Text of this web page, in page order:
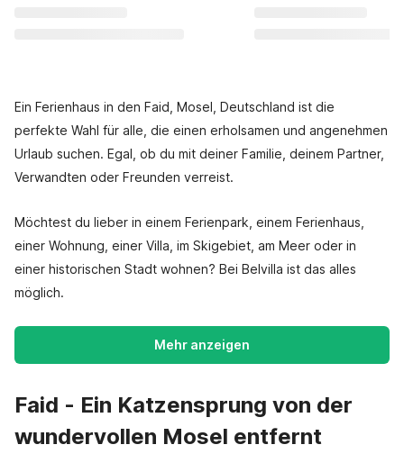
Ein Ferienhaus in den Faid, Mosel, Deutschland ist die
perfekte Wahl für alle, die einen erholsamen und angenehmen
Urlaub suchen. Egal, ob du mit deiner Familie, deinem Partner,
Verwandten oder Freunden verreist.
Möchtest du lieber in einem Ferienpark, einem Ferienhaus,
einer Wohnung, einer Villa, im Skigebiet, am Meer oder in
einer historischen Stadt wohnen? Bei Belvilla ist das alles
möglich.
Mehr anzeigen
Faid - Ein Katzensprung von der
wundervollen Mosel entfernt